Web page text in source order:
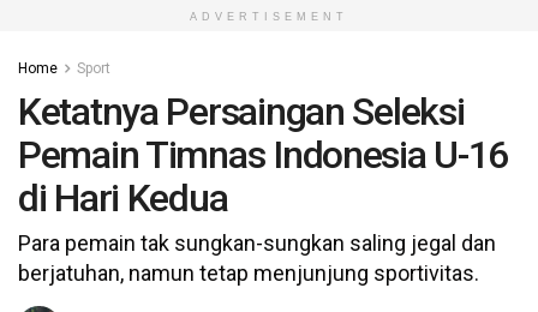
ADVERTISEMENT
Home Sport
Ketatnya Persaingan Seleksi
Pemain Timnas Indonesia U-16
di Hari Kedua
Para pemain tak sungkan-sungkan saling jegal dan
berjatuhan, namun tetap menjunjung sportivitas.